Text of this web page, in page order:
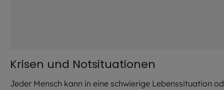
Krisen und Notsituationen
Jeder Mensch kann in eine schwierige Lebenssituation